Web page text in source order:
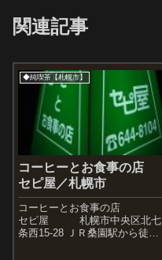
関連記事
◆純喫茶【札幌市】
コーヒーとお食事の店
セピ屋／札幌市
コーヒーとお食事の店
セピ屋 札幌市中央区北七
条西15-28 ＪＲ桑園駅から徒歩